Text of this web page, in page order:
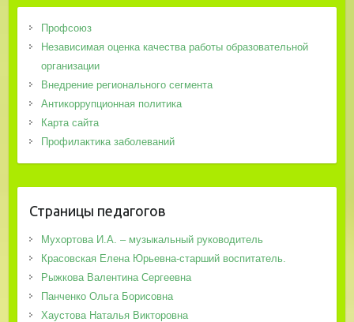
Профсоюз
Независимая оценка качества работы образовательной
организации
Внедрение регионального сегмента
Антикоррупционная политика
Карта сайта
Профилактика заболеваний
Страницы педагогов
Мухортова И.А. – музыкальный руководитель
Красовская Елена Юрьевна-старший воспитатель.
Рыжкова Валентина Сергеевна
Панченко Ольга Борисовна
Хаустова Наталья Викторовна